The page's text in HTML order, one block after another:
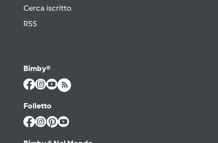
Cerca iscritto
RSS
Bimby®
Folletto